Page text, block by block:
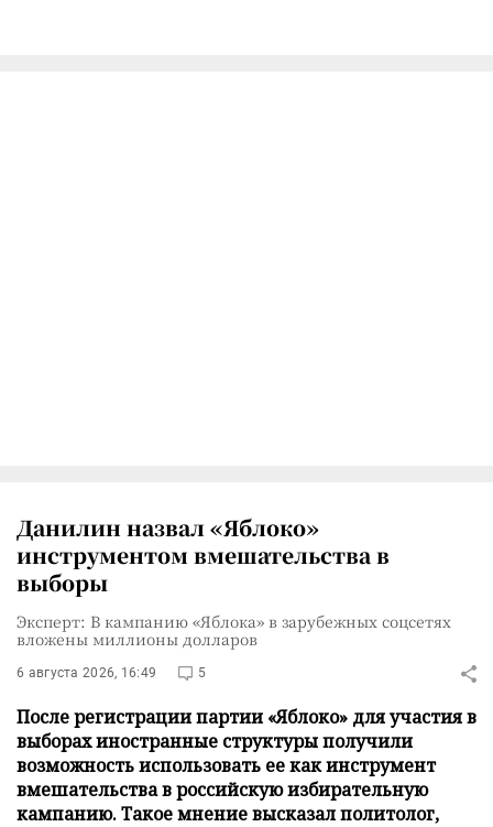
Данилин назвал «Яблоко»
инструментом вмешательства в
выборы
Эксперт: В кампанию «Яблока» в зарубежных соцсетях
вложены миллионы долларов
6 августа 2026, 16:49 5
После регистрации партии «Яблоко» для участия в
выборах иностранные структуры получили
возможность использовать ее как инструмент
вмешательства в российскую избирательную
кампанию. Такое мнение высказал политолог,